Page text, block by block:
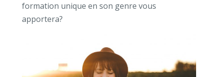
formation unique en son genre vous
apportera?